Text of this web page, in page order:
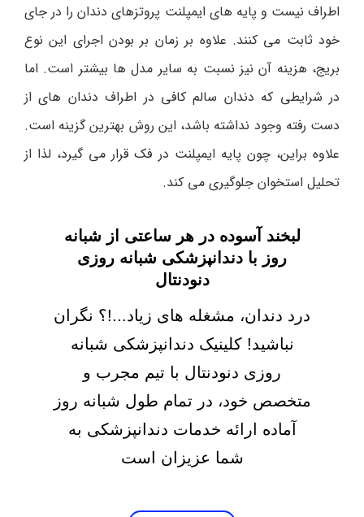
اطراف نیست و پایه های ایمپلنت پروتزهای دندان را در جای
خود ثابت می کنند. علاوه بر زمان بر بودن اجرای این نوع
بریج، هزینه آن نیز نسبت به سایر مدل ها بیشتر است. اما
در شرایطی که دندان سالم کافی در اطراف دندان های از
دست رفته وجود نداشته باشد، این روش بهترین گزینه است.
علاوه براین، چون پایه ایمپلنت در فک قرار می گیرد، لذا از
تحلیل استخوان جلوگیری می کند.
لبخند آسوده در هر ساعتی از شبانه
روز با دندانپزشکی شبانه روزی
دنودنتال
درد دندان، مشغله های زیاد...!؟ نگران
نباشید! کلینیک دندانپزشکی شبانه
روزی دنودنتال با تیم مجرب و
متخصص خود، در تمام طول شبانه روز
آماده ارائه خدمات دندانپزشکی به
شما عزیزان است